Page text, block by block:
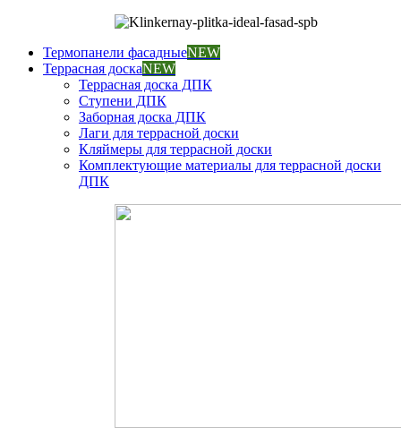
Термопанели фасадныеNEW
Террасная доскаNEW
Террасная доска ДПК
Ступени ДПК
Заборная доска ДПК
Лаги для террасной доски
Кляймеры для террасной доски
Комплектующие материалы для террасной доски
ДПК